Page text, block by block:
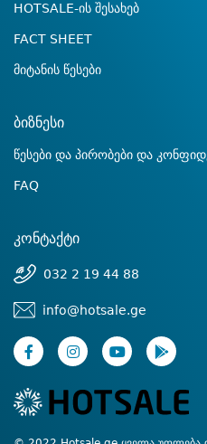
HOTSALE-ის შესახებ
FACT SHEET
მიტანის წესები
ბიზნესი
წესები და პირობები და
FAQ
კონტაქტი
032 2 19 44 88
info@hotsale.ge